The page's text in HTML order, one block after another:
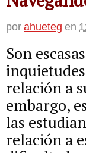
por ahueteg en
Son
relación a
embargo,
las
relación a